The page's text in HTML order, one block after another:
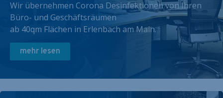
Wir übernehmen Corona Desinfektionen von Ihren
Büro- und Geschäftsräumen
ab 40qm Flächen in Erlenbach am Main.
mehr lesen